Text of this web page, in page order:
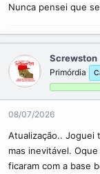
Nunca pensei que
Screwston
Primórdia
08/07/2026
Atualização.. Joguei
mas inevitável.
ficaram com a base